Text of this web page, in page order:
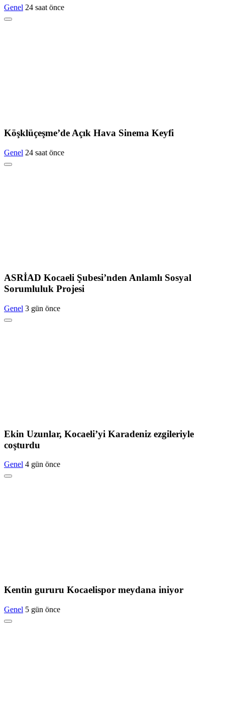
Genel 24 saat önce
Köşklüçeşme’de Açık Hava Sinema Keyfi
Genel 24 saat önce
ASRİAD Kocaeli Şubesi’nden Anlamlı Sosyal
Sorumluluk Projesi
Genel 3 gün önce
Ekin Uzunlar, Kocaeli’yi Karadeniz ezgileriyle
coşturdu
Genel 4 gün önce
Kentin gururu Kocaelispor meydana iniyor
Genel 5 gün önce